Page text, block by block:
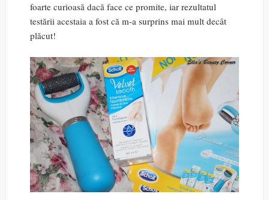
foarte curioasă dacă face ce promite, iar rezultatul
testării acestaia a fost că m-a surprins mai mult decât
plăcut!